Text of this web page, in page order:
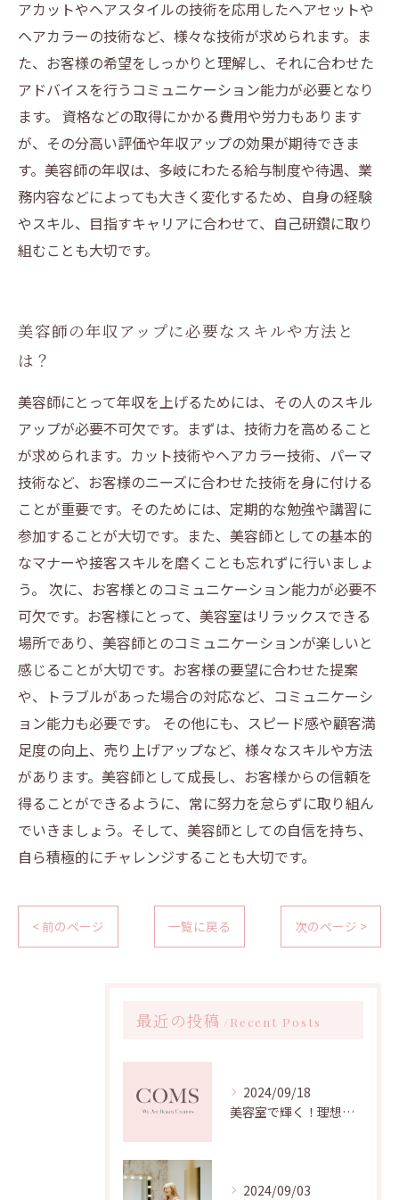
アカットやヘアスタイルの技術を応用したヘアセットや
ヘアカラーの技術など、様々な技術が求められます。ま
た、お客様の希望をしっかりと理解し、それに合わせた
アドバイスを行うコミュニケーション能力が必要となり
ます。 資格などの取得にかかる費用や労力もあります
が、その分高い評価や年収アップの効果が期待できま
す。美容師の年収は、多岐にわたる給与制度や待遇、業
務内容などによっても大きく変化するため、自身の経験
やスキル、目指すキャリアに合わせて、自己研鑽に取り
組むことも大切です。
美容師の年収アップに必要なスキルや方法と
は？
美容師にとって年収を上げるためには、その人のスキル
アップが必要不可欠です。まずは、技術力を高めること
が求められます。カット技術やヘアカラー技術、パーマ
技術など、お客様のニーズに合わせた技術を身に付ける
ことが重要です。そのためには、定期的な勉強や講習に
参加することが大切です。また、美容師としての基本的
なマナーや接客スキルを磨くことも忘れずに行いましょ
う。 次に、お客様とのコミュニケーション能力が必要不
可欠です。お客様にとって、美容室はリラックスできる
場所であり、美容師とのコミュニケーションが楽しいと
感じることが大切です。お客様の要望に合わせた提案
や、トラブルがあった場合の対応など、コミュニケーシ
ョン能力も必要です。 その他にも、スピード感や顧客満
足度の向上、売り上げアップなど、様々なスキルや方法
があります。美容師として成長し、お客様からの信頼を
得ることができるように、常に努力を怠らずに取り組ん
でいきましょう。そして、美容師としての自信を持ち、
自ら積極的にチャレンジすることも大切です。
< 前のページ 一覧に戻る 次のページ >
最近の投稿 Recent Posts
2024/09/18
美容室で輝く！理想のスタイリストへの道
2024/09/03